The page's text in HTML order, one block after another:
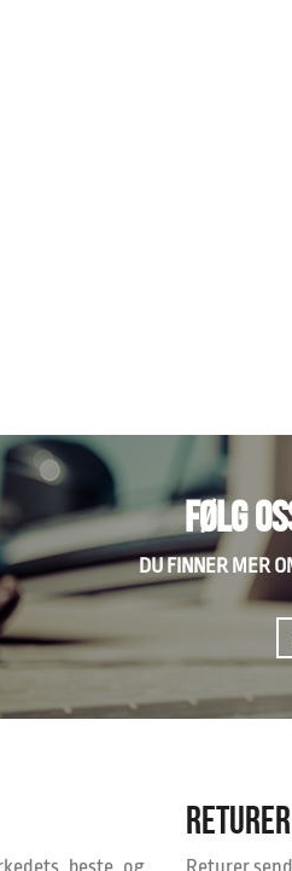
FØLG
DU FINNER MER
RETURER